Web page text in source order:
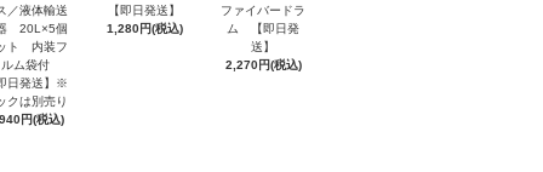
／液体輸送
20L×5個
ト 内装フ
ルム袋付
日発送】※
クは別売り
円(税込)
【即日発送】
1,280円(税込)
ファイバードラ
ム 【即日発
送】
2,270円(税込)